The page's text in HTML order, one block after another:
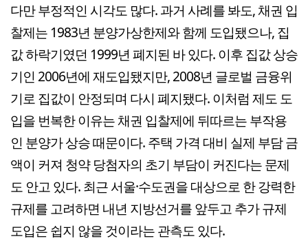
다만 부정적인 시각도 많다. 과거 사례를 봐도, 채권 입
찰제는 1983년 분양가상한제와 함께 도입됐으나, 집
값 하락기였던 1999년 폐지된 바 있다. 이후 집값 상승
기인 2006년에 재도입됐지만, 2008년 글로벌 금융위
기로 집값이 안정되며 다시 폐지됐다. 이처럼 제도 도
입을 번복한 이유는 채권 입찰제에 뒤따르는 부작용
인 분양가 상승 때문이다. 주택 가격 대비 실제 부담 금
액이 커져 청약 당첨자의 초기 부담이 커진다는 문제
도 안고 있다. 최근 서울·수도권을 대상으로 한 강력한
규제를 고려하면 내년 지방선거를 앞두고 추가 규제
도입은 쉽지 않을 것이라는 관측도 있다.